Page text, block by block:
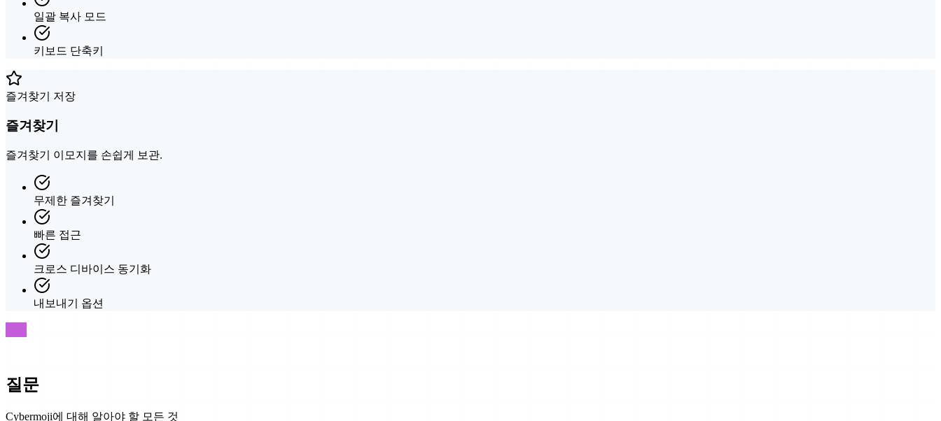
일괄 복사 모드
키보드 단축키
즐겨찾기 저장
즐겨찾기
즐겨찾기 이모지를 손쉽게 보관.
무제한 즐겨찾기
빠른 접근
크로스 디바이스 동기화
내보내기 옵션
질문
Cybermoji에 대해 알아야 할 모든 것